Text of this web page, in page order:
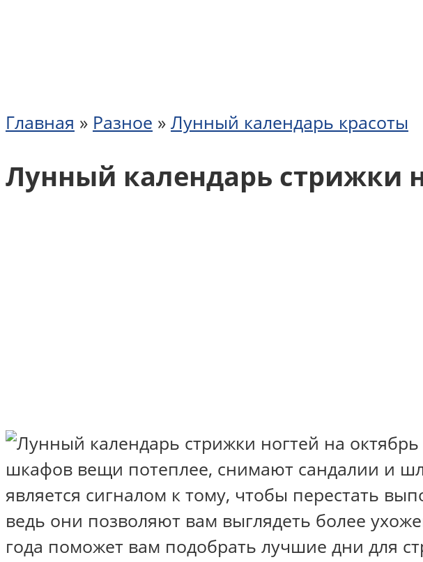
Главная » Разное » Лунный календарь красоты
Лунный календарь стрижки
шкафов вещи потеплее, снимают сандалии и
является сигналом к тому, чтобы перестать
ведь они позволяют вам выглядеть более
года поможет вам подобрать лучшие дни для